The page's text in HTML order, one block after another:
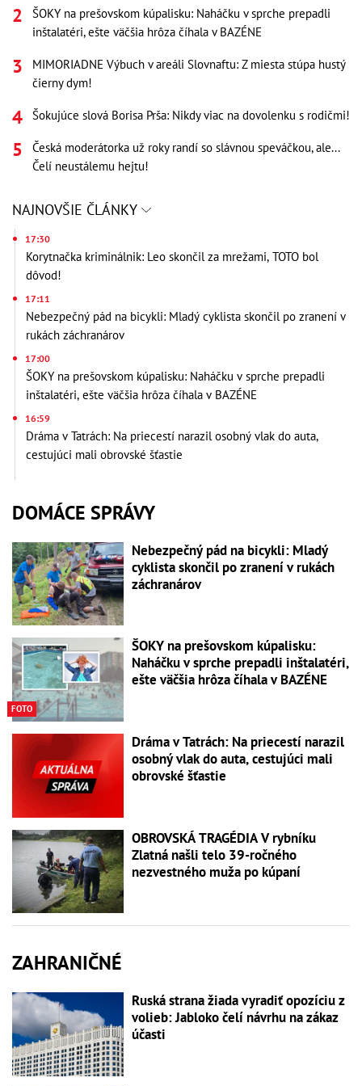
ŠOKY na prešovskom kúpalisku: Naháčku v sprche prepadli
inštalatéri, ešte väčšia hrôza číhala v BAZÉNE
MIMORIADNE Výbuch v areáli Slovnaftu: Z miesta stúpa hustý
čierny dym!
Šokujúce slová Borisa Prša: Nikdy viac na dovolenku s rodičmi!
Česká moderátorka už roky randí so slávnou speváčkou, ale...
Čelí neustálemu hejtu!
NAJNOVŠIE ČLÁNKY
17:30
Korytnačka kriminálnik: Leo skončil za mrežami, TOTO bol
dôvod!
17:11
Nebezpečný pád na bicykli: Mladý cyklista skončil po zranení v
rukách záchranárov
17:00
ŠOKY na prešovskom kúpalisku: Naháčku v sprche prepadli
inštalatéri, ešte väčšia hrôza číhala v BAZÉNE
16:59
Dráma v Tatrách: Na priecestí narazil osobný vlak do auta,
cestujúci mali obrovské šťastie
DOMÁCE SPRÁVY
Nebezpečný pád na bicykli: Mladý
cyklista skončil po zranení v rukách
záchranárov
FOTO
ŠOKY na prešovskom kúpalisku:
Naháčku v sprche prepadli inštalatéri,
ešte väčšia hrôza číhala v BAZÉNE
Dráma v Tatrách: Na priecestí narazil
osobný vlak do auta, cestujúci mali
obrovské šťastie
OBROVSKÁ TRAGÉDIA V rybníku
Zlatná našli telo 39-ročného
nezvestného muža po kúpaní
ZAHRANIČNÉ
Ruská strana žiada vyradiť opozíciu z
volieb: Jabloko čelí návrhu na zákaz
účasti